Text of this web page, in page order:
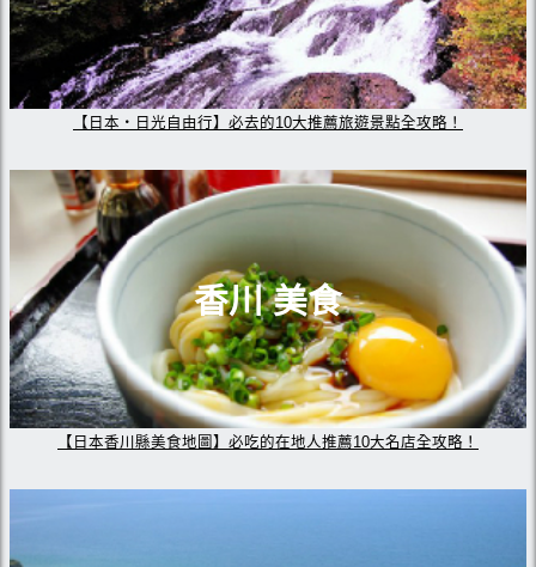
【日本・日光自由行】必去的10大推薦旅遊景點全攻略！
香川 美食
【日本香川縣美食地圖】必吃的在地人推薦10大名店全攻略！